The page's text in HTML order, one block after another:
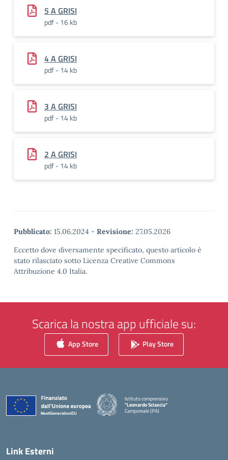
5 A GRISI
pdf - 16 kb
4 A GRISI
pdf - 14 kb
3 A GRISI
pdf - 14 kb
2 A GRISI
pdf - 14 kb
Pubblicato: 15.06.2024 - Revisione: 27.05.2026
Eccetto dove diversamente specificato, questo articolo è
stato rilasciato sotto Licenza Creative Commons
Attribuzione 4.0 Italia.
Scarica la nostra app ufficiale su:
App Store Play Store
Istituto comprensivo
"Leonardo Sciascia"
Camporeale (PA)
— Visita la pagina iniziale della scuola
Link Esterni